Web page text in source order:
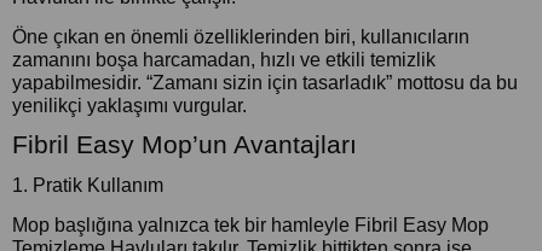
Öne çıkan en önemli özelliklerinden biri, kullanıcıların
zamanını boşa harcamadan, hızlı ve etkili temizlik
yapabilmesidir. “Zamanı sizin için tasarladık” mottosu da bu
yenilikçi yaklaşımı vurgular.
Fibril Easy Mop’un Avantajları
1. Pratik Kullanım
Mop başlığına yalnızca tek bir hamleyle Fibril Easy Mop